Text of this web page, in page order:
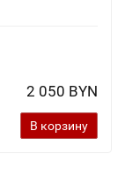
2 050 BYN
В корзину